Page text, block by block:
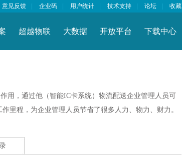
意见反馈 企业码 用户统计 技术支持 论坛 收藏
超越物联 大数据 开放平台 下载中心
，通过他（智能IC卡系统）物流配送企业管理人员可
里程，为企业管理人员节省了很多人力、物力、财力。